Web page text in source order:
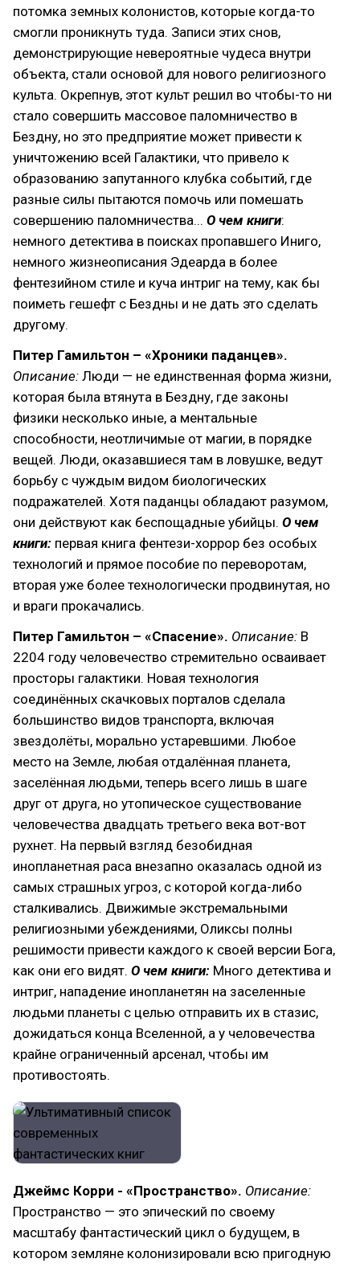
потомка земных колонистов, которые когда-то
смогли проникнуть туда. Записи этих снов,
демонстрирующие невероятные чудеса внутри
объекта, стали основой для нового религиозного
культа. Окрепнув, этот культ решил во чтобы-то ни
стало совершить массовое паломничество в
Бездну, но это предприятие может привести к
уничтожению всей Галактики, что привело к
образованию запутанного клубка событий, где
разные силы пытаются помочь или помешать
совершению паломничества... О чем книги:
немного детектива в поисках пропавшего Иниго,
немного жизнеописания Эдеарда в более
фентезийном стиле и куча интриг на тему, как бы
поиметь гешефт с Бездны и не дать это сделать
другому.
Питер Гамильтон – «Хроники паданцев».
Описание: Люди — не единственная форма жизни,
которая была втянута в Бездну, где законы
физики несколько иные, а ментальные
способности, неотличимые от магии, в порядке
вещей. Люди, оказавшиеся там в ловушке, ведут
борьбу с чуждым видом биологических
подражателей. Хотя паданцы обладают разумом,
они действуют как беспощадные убийцы. О чем
книги: первая книга фентези-хоррор без особых
технологий и прямое пособие по переворотам,
вторая уже более технологически продвинутая, но
и враги прокачались.
Питер Гамильтон – «Спасение». Описание: В
2204 году человечество стремительно осваивает
просторы галактики. Новая технология
соединённых скачковых порталов сделала
большинство видов транспорта, включая
звездолёты, морально устаревшими. Любое
место на Земле, любая отдалённая планета,
заселённая людьми, теперь всего лишь в шаге
друг от друга, но утопическое существование
человечества двадцать третьего века вот-вот
рухнет. На первый взгляд безобидная
инопланетная раса внезапно оказалась одной из
самых страшных угроз, с которой когда-либо
сталкивались. Движимые экстремальными
религиозными убеждениями, Оликсы полны
решимости привести каждого к своей версии Бога,
как они его видят. О чем книги: Много детектива и
интриг, нападение инопланетян на заселенные
людьми планеты с целью отправить их в стазис,
дожидаться конца Вселенной, а у человечества
крайне ограниченный арсенал, чтобы им
противостоять.
Джеймс Корри - «Пространство». Описание:
Пространство — это эпический по своему
масштабу фантастический цикл о будущем, в
котором земляне колонизировали всю пригодную